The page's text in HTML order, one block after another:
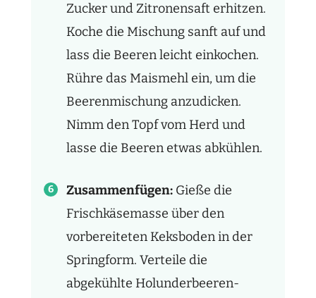
Zucker und Zitronensaft erhitzen.
Koche die Mischung sanft auf und
lass die Beeren leicht einkochen.
Rühre das Maismehl ein, um die
Beerenmischung anzudicken.
Nimm den Topf vom Herd und
lasse die Beeren etwas abkühlen.
Zusammenfügen: Gieße die
Frischkäsemasse über den
vorbereiteten Keksboden in der
Springform. Verteile die
abgekühlte Holunderbeeren-